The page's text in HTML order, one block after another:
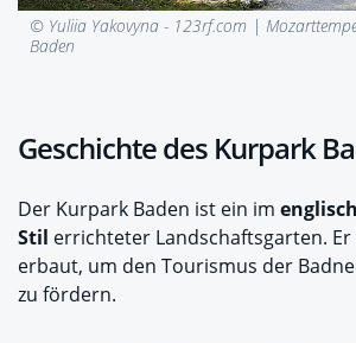
© Yuliia Yakovyna - 123rf.com |
Baden
Geschichte des Kurpark
Der Kurpark Baden ist ein im
Stil errichteter Landschaftsgarten. Er
erbaut, um den Tourismus der
zu fördern.